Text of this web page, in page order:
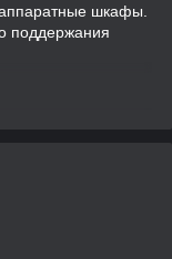
шкафы.
поддержания